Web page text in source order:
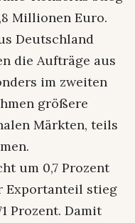
Millionen Euro.
Deutschland
die Aufträge aus
im zweiten
größere
Märkten, teils
um 0,7 Prozent
Exportanteil stieg
Prozent. Damit